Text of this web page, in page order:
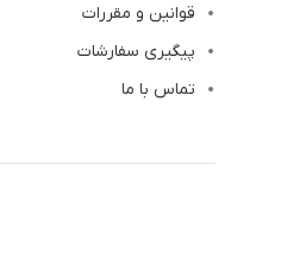
قوانین و مقررات
پیگیری سفارشات
تماس با ما